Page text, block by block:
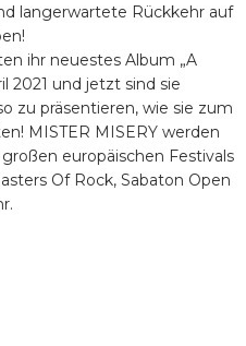
langerwartete Rückkehr auf
ihr neuestes Album „A
2021 und jetzt sind sie
zu präsentieren, wie sie zum
MISTER MISERY werden
europäischen Festivals
Of Rock, Sabaton Open